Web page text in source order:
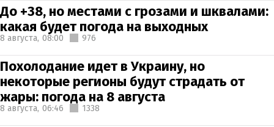
До +38, но местами с грозами и шквалами:
какая будет погода на выходных
8 августа, 08:00 976
Похолодание идет в Украину, но
некоторые регионы будут страдать от
жары: погода на 8 августа
8 августа, 06:46 1338